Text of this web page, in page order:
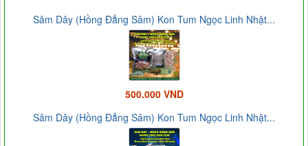
Sâm Dây (Hồng Đẳng Sâm) Kon Tum Ngọc Linh Nhật...
500.000 VND
Sâm Dây (Hồng Đẳng Sâm) Kon Tum Ngọc Linh Nhật...